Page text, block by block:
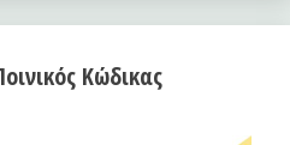
Κώδικας